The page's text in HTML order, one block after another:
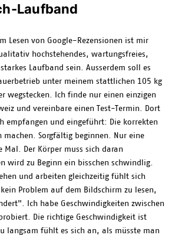
Laufband
Lesen von Google-Rezensionen ist mir
hochstehendes, wartungsfreies,
Laufband sein. Ausserdem soll es
unter meinem stattlichen 105 kg
wegstecken. Ich finde nur einen einzigen
und vereinbare einen Test-Termin. Dort
empfangen und eingeführt: Die korrekten
machen. Sorgfältig beginnen. Nur eine
Mal. Der Körper muss sich daran
wird zu Beginn ein bisschen schwindlig.
und arbeiten gleichzeitig fühlt sich
Problem auf dem Bildschirm zu lesen,
Ich habe Geschwindigkeiten zwischen
Die richtige Geschwindigkeit ist
langsam fühlt es sich an, als müsste man